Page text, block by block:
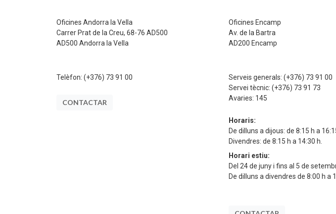
Oficines Andorra la Vella
Carrer Prat de la Creu, 68-76 AD500
AD500 Andorra la Vella
Telèfon: (+376) 73 91 00
CONTACTAR
Oficines Encamp
Av. de la Bartra
AD200 Encamp
Serveis generals:(+376) 73 91 00
Servei tècnic:(+376) 73 91 73
Avaries: 145
Horaris:
De dilluns a dijous: de 8:15 h a
Divendres: de 8:15 h a 14:30 h.
Horari estiu:
Del 24 de juny i fins al 5 de
De dilluns a divendres de 8:00 h a